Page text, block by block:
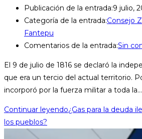
Publicación de la entrada:9 julio,
Categoría de la entrada:Consejo
Fantepu
Comentarios de la entrada:Sin
El 9 de julio de 1816 se declaró la
que era un tercio del actual territorio.
incorporó por la fuerza militar a toda la…
Continuar leyendo¿Gas para la deuda
los pueblos?